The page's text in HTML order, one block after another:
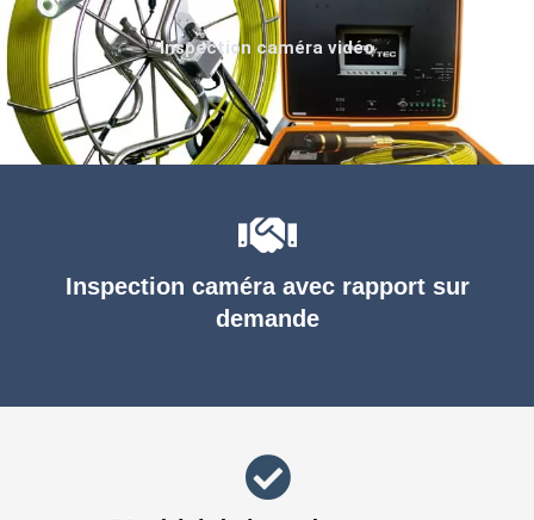
Inspection caméra avec rapport sur
demande
Inspection caméra vidéo